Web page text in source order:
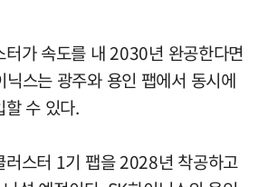
터가 속도를 내 2030년 완공한다면
닉스는 광주와 용인 팹에서 동시에
할 수 있다.
러스터 1기 팹을 2028년 착공하고